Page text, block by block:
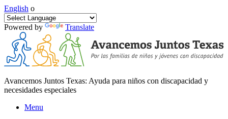
English o
Powered by Translate
Avancemos Juntos Texas: Ayuda para niños con discapacidad y
necesidades especiales
Menu